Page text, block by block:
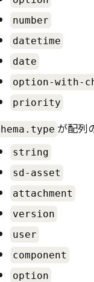
number
datetime
date
option-with-
priority
が配列
string
sd-asset
attachment
version
user
component
option